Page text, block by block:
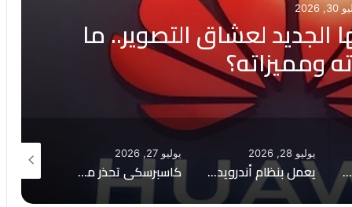
2026
لعشاق التصوير.. ما
ومميزاته؟
كيف تفرض ميتا سيطرتها على الذكاء الاصطناعي المتقدم عبر تطبيقاتها؟
يوليو 28, 2026
يعمل بنظام أندرويد-16.. Vivo تعلن عن هاتفها الجديد
يوليو 27, 2026
كاسبرسكي تحذر من عمليات احتيال تستهدف مشتركي باقات الهواتف المحمولة
يوليو 27, 2026